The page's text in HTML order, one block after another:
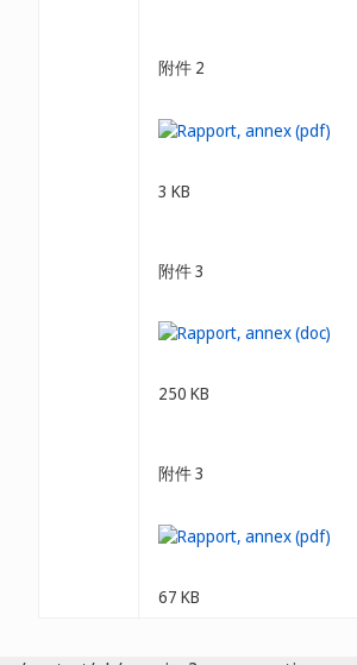
附件 2
3 KB
附件 3
250 KB
附件 3
67 KB